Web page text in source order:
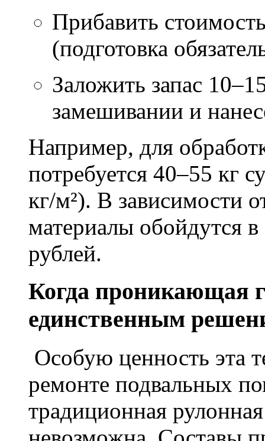
Прибавить
(подготовка
Заложить запас
замешивании и
Например, для
потребуется 40–55 кг
кг/м²). В зависимости
материалы обойдутся
рублей.
Когда проникающая
единственным
Особую ценность эта
ремонте подвальных
традиционная